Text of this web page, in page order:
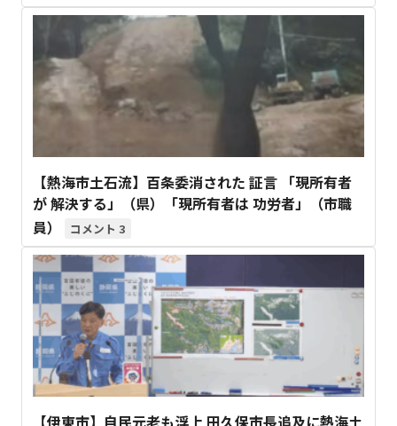
【熱海市土石流】百条委消された 証言 「現所有者
が 解決する」（県）「現所有者は 功労者」（市職
員）
3
【伊東市】自民元老も浮上 田久保市長追及に熱海土